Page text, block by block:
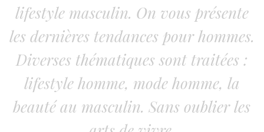
lifestyle masculin. On vous présente
les dernières tendances pour hommes.
Diverses thématiques sont traitées :
lifestyle homme, mode homme, la
beauté au masculin. Sans oublier les